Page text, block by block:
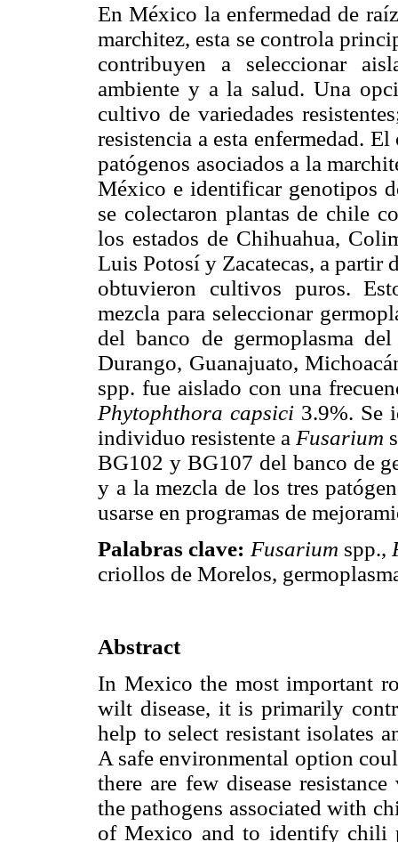
En México la enfermedad de
marchitez, esta se controla
contribuyen a seleccionar
ambiente y a la salud. Una
cultivo de variedades
resistencia a esta enfermedad.
patógenos asociados a la
México e identificar genotipos
se colectaron plantas de chile
los estados de Chihuahua,
Luis Potosí y Zacatecas, a partir
obtuvieron cultivos puros.
mezcla para seleccionar
del banco de germoplasma
Durango, Guanajuato,
spp. fue aislado con una
Phytophthora capsici 3.9%. Se
individuo resistente a Fusarium
BG102 y BG107 del banco de
y a la mezcla de los tres
usarse en programas de
Palabras clave: Fusarium spp.,
criollos de Morelos,
Abstract
In Mexico the most important
wilt disease, it is primarily
help to select resistant isolates
A safe environmental option
there are few disease
the pathogens associated with
of Mexico and to identify chili